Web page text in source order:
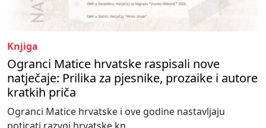
Knjiga
Ogranci Matice hrvatske raspisali nove
natječaje: Prilika za pjesnike, prozaike i autore
kratkih priča
Ogranci Matice hrvatske i ove godine nastavljaju